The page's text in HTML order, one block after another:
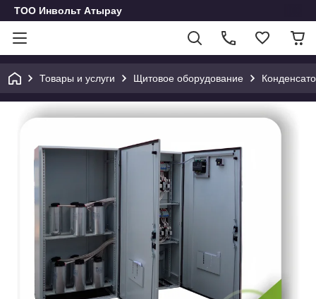
ТОО Инвольт Атырау
Товары и услуги Щитовое оборудование